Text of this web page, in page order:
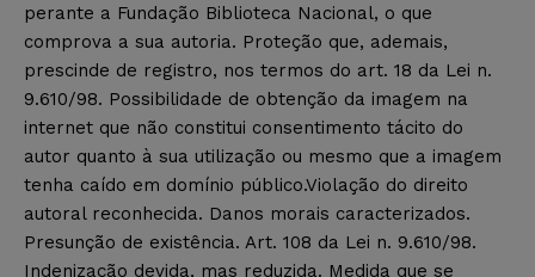
perante a Fundação Biblioteca Nacional, o que
comprova a sua autoria. Proteção que, ademais,
prescinde de registro, nos termos do art. 18 da Lei n.
9.610/98. Possibilidade de obtenção da imagem na
internet que não constitui consentimento tácito do
autor quanto à sua utilização ou mesmo que a imagem
tenha caído em domínio público.Violação do direito
autoral reconhecida. Danos morais caracterizados.
Presunção de existência. Art. 108 da Lei n. 9.610/98.
Indenização devida, mas reduzida. Medida que se